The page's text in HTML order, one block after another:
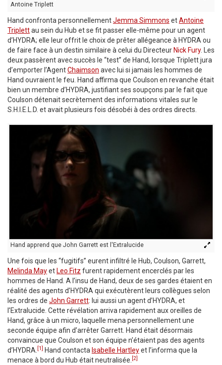
Antoine Triplett
Hand confronta personnellementJemma Simmons etAntoine
Triplettau sein du Hub et se fit passer elle-même pour un agent
d’HYDRA; elle leur offrit le choix de prêter allégeance à HYDRA ou
de faire face à un destin similaire à celui du DirecteurNick Fury. Les
deux passèrent avec succès le “test” de Hand, lorsque Triplett jura
d’emporter l’AgentChaimson avec lui si jamais les hommes de
Hand ouvraient le feu. Hand affirma que Coulson en revanche était
bien un membre d’HYDRA, justifiant ses soupçons par le fait que
Coulson détenait secrètement des informations vitales sur le
S.H.I.E.L.D. et avait plusieurs fois désobéi à des ordres directs.
Hand apprend que John Garrett est l'Extralucide
Une fois que les “fugitifs” eurent infiltré le Hub, Coulson, Garrett,
Melinda Mayet Leo Fitz furent rapidement encerclés par les
hommes de Hand. A l’insu de Hand, deux de ses gardes étaient en
réalité des agents d’HYDRA qui exécutèrent leurs collègues selon
les ordres de John Garrett: lui aussi un agent d’HYDRA, et
l’Extralucide. Cette révélation arriva rapidement aux oreilles de
Hand, grâce à un micro, laquelle mena personnellement une
seconde équipe afin d’arrêter Garrett. Hand était désormais
convaincue que Coulson et son équipe n’étaient pas des agents
d’HYDRA. [1] Hand contacta Isabelle Hartleyet l’informa que la
menace à bord du Hub était neutralisée. [2]